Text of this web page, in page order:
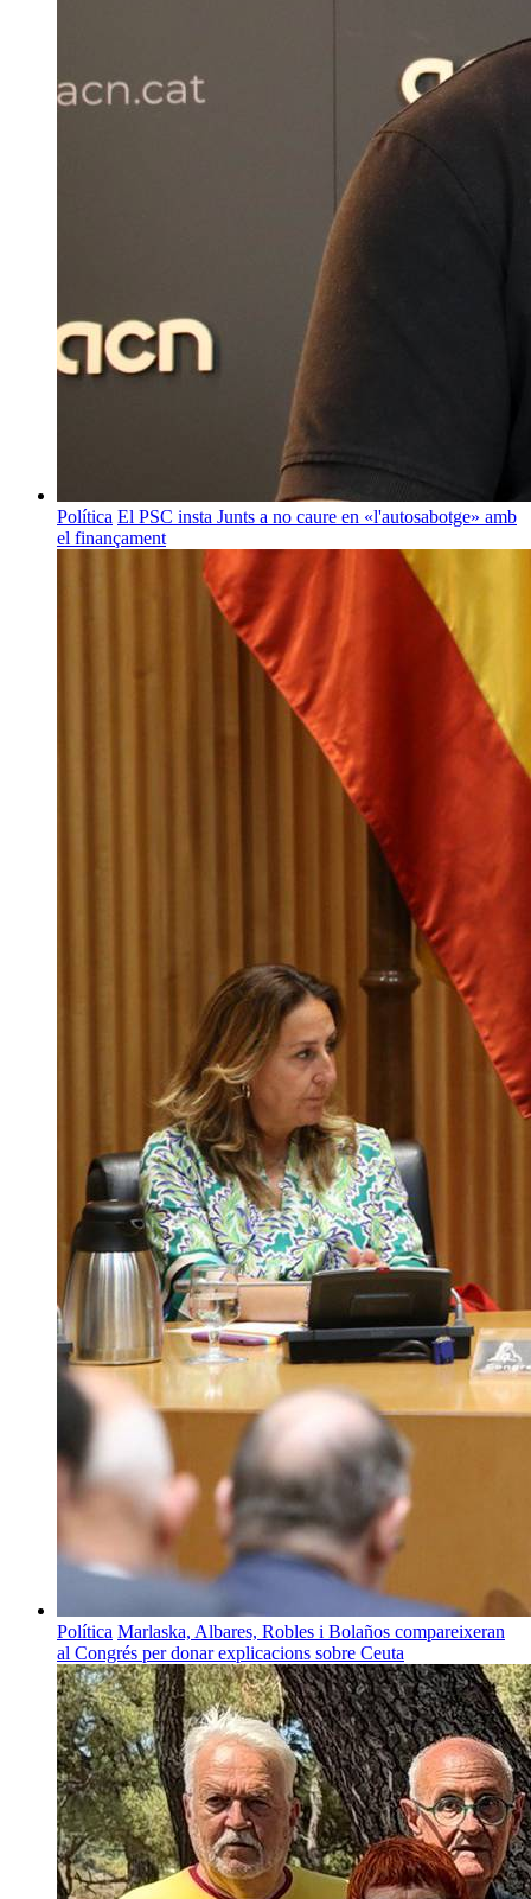
Política El PSC insta Junts a no caure en «l'autosabotge» amb
el finançament
Política Marlaska, Albares, Robles i Bolaños compareixeran
al Congrés per donar explicacions sobre Ceuta